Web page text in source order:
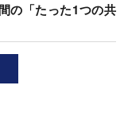
の「たった1つの共